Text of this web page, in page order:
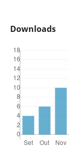
Downloads